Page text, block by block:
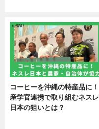
コーヒーを沖縄の特産品に！
産学官連携で取り組むネスレ
日本の狙いとは？